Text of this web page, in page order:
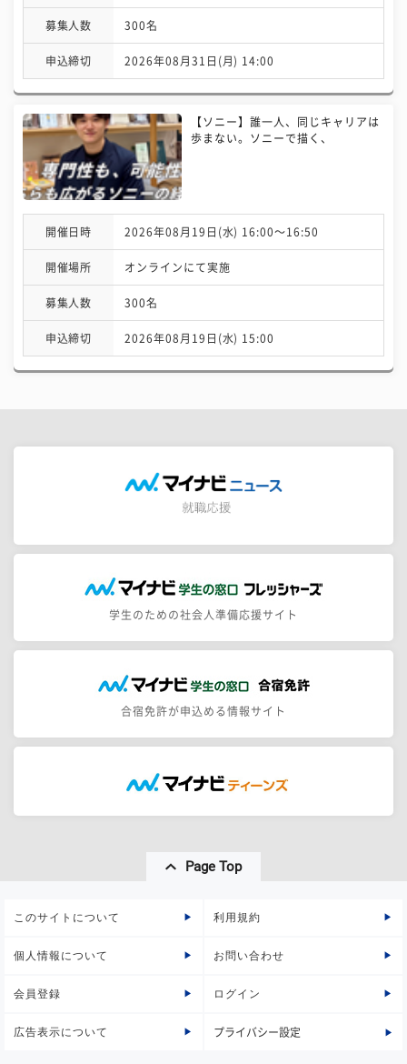
募集人数 300名
申込締切 2026年08月31日(月) 14:00
【ソニー】誰一人、同じキャリアは
歩まない。ソニーで描く、
開催日時 2026年08月19日(水) 16:00〜16:50
開催場所 オンラインにて実施
募集人数 300名
申込締切 2026年08月19日(水) 15:00
学生のための社会人準備応援サイト
合宿免許が申込める情報サイト
Page Top
このサイトについて 利用規約
個人情報について お問い合わせ
会員登録 ログイン
広告表示について プライバシー設定